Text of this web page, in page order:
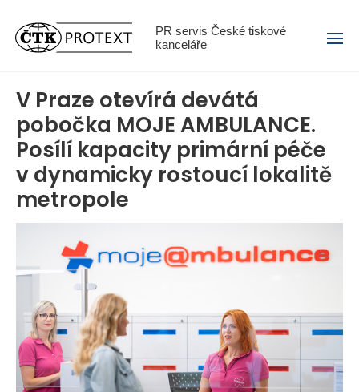
PR servis České tiskové
kanceláře
Menu
V Praze otevírá devátá
pobočka MOJE AMBULANCE.
Posílí kapacity primární péče
v dynamicky rostoucí lokalitě
metropole